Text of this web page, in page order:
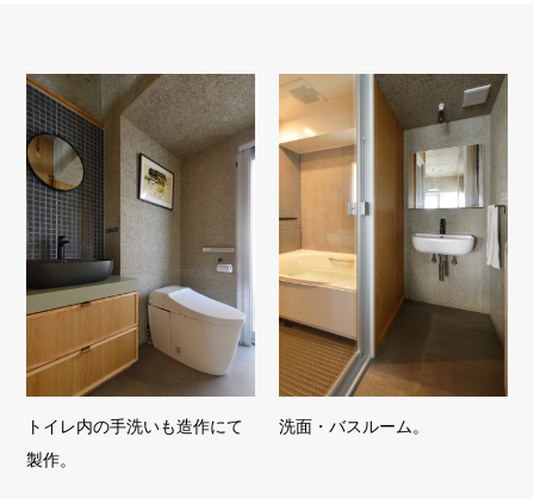
トイレ内の手洗いも造作にて
製作。
洗面・バスルーム。